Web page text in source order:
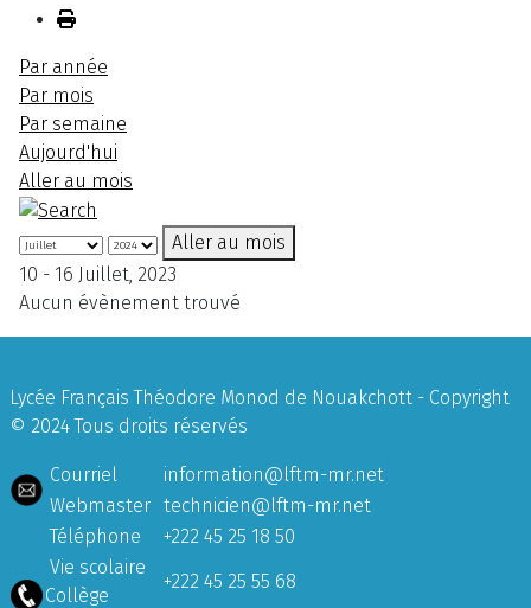
Par année
Par mois
Par semaine
Aujourd'hui
Aller au mois
Aller au mois
10 - 16 Juillet, 2023
Aucun évènement trouvé
Lycée Français Théodore Monod de Nouakchott - Copyright
© 2024 Tous droits réservés
Courriel
information@lftm-mr.net
Webmaster technicien@lftm-mr.net
Téléphone
+222 45 25 18 50
Vie scolaire
Collège
+222 45 25 55 68